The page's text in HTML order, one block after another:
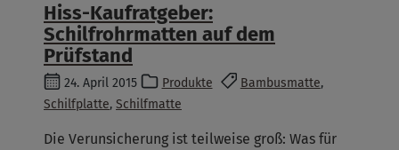
Hiss-Kaufratgeber:
Schilfrohrmatten auf dem
Prüfstand
24. April 2015 Produkte Bambusmatte,
Schilfplatte, Schilfmatte
Die Verunsicherung ist teilweise groß: Was für